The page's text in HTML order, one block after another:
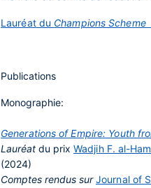
Lauréat du Champions Scheme
Publications
Monographie:
Generations of Empire: Youth
Lauréat du prix Wadjih F. al-
(2024)
Comptes rendus surJournal of